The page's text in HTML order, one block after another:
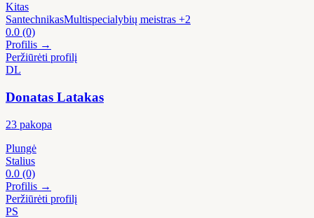
Kitas
SantechnikasMultispecialybių meistras +2
0.0 (0)
Profilis →
Peržiūrėti profilį
DL
Donatas Latakas
23 pakopa
Plungė
Stalius
0.0 (0)
Profilis →
Peržiūrėti profilį
PS